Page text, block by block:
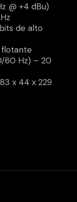
@ +4 dBu)
de alto
60 Hz) – 20
x 44 x 229